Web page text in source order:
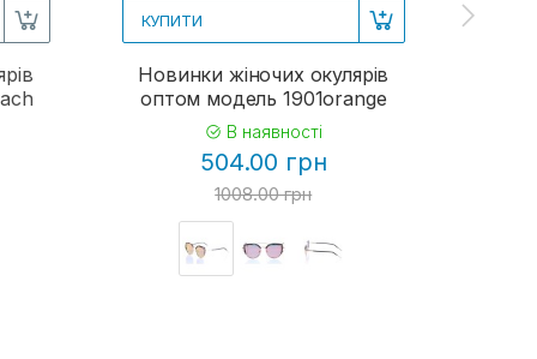
КУПИТИ
Новинки жіночих окулярів
оптом модель 1901orange
В наявності
504.00 грн
1008.00 грн